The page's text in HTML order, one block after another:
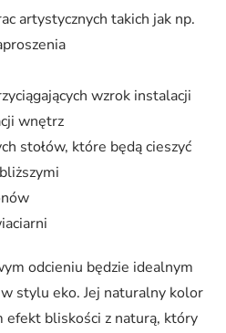
artystycznych takich jak np.
wzrok instalacji
wnętrz
stołów, które będą cieszyć
odcieniu będzie idealnym
stylu eko. Jej naturalny kolor
efekt bliskości z naturą, który